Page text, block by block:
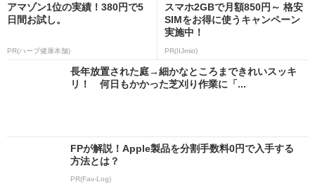
アマゾン1位の実績！380円で5
日間お試し。
PR(ハーブ健康本舗)
スマホ2GBで月額850円～ 格安
SIMをお得に使うキャンペーン
実施中！
PR(IIJmio)
長年放置された庭→細かなところまできれいスッキ
リ！ 何日もかかった芝刈り作業に「...
FPが解説！Apple製品を分割手数料0円で入手する
方法とは？
PR(Fav-Log)